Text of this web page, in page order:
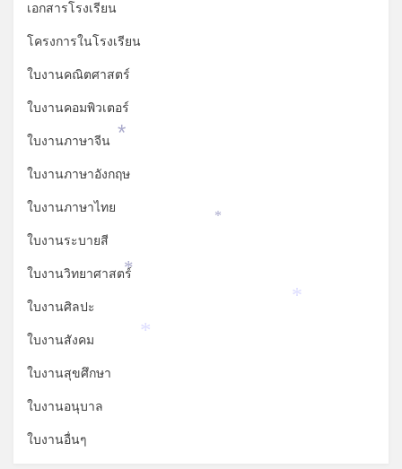
เอกสารโรงเรียน
โครงการในโรงเรียน
ใบงานคณิตศาสตร์
ใบงานคอมพิวเตอร์
ใบงานภาษาจีน
ใบงานภาษาอังกฤษ
ใบงานภาษาไทย
ใบงานระบายสี
ใบงานวิทยาศาสตร์
ใบงานศิลปะ
ใบงานสังคม
ใบงานสุขศึกษา
ใบงานอนุบาล
ใบงานอื่นๆ
*